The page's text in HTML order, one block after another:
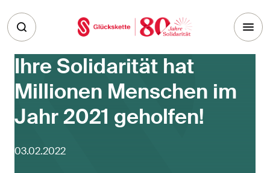
Ihre Solidarität hat
Millionen Menschen im
Jahr 2021 geholfen!
03.02.2022